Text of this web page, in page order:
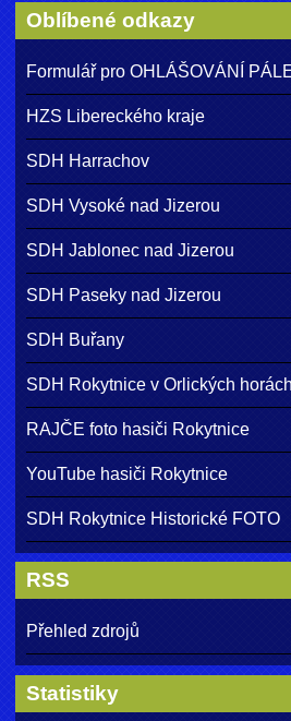
Oblíbené odkazy
Formulář pro OHLÁŠOVÁNÍ
HZS Libereckého kraje
SDH Harrachov
SDH Vysoké nad Jizerou
SDH Jablonec nad Jizerou
SDH Paseky nad Jizerou
SDH Buřany
SDH Rokytnice v Orlických horách
RAJČE foto hasiči Rokytnice
YouTube hasiči Rokytnice
SDH Rokytnice Historické FOTO
RSS
Přehled zdrojů
Statistiky